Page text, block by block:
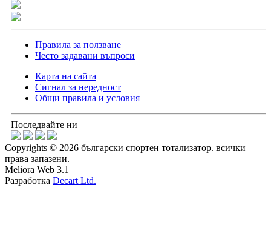
Правила за ползване
Често задавани въпроси
Карта на сайта
Сигнал за нередност
Общи правила и условия
Последвайте ни
Copyrights © 2026 български спортен тотализатор. всички
права запазени.
Meliora Web 3.1
Разработка Decart Ltd.